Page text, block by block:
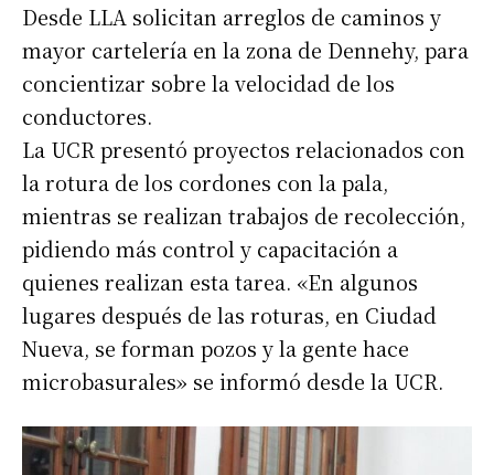
Desde LLA solicitan arreglos de caminos y
mayor cartelería en la zona de Dennehy, para
concientizar sobre la velocidad de los
conductores.
La UCR presentó proyectos relacionados con
la rotura de los cordones con la pala,
mientras se realizan trabajos de recolección,
pidiendo más control y capacitación a
quienes realizan esta tarea. «En algunos
lugares después de las roturas, en Ciudad
Nueva, se forman pozos y la gente hace
microbasurales» se informó desde la UCR.